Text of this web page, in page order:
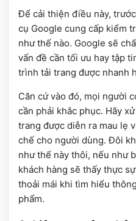
Để cải thiện điều này,
cụ Google cung cấp kiểm
như thế nào. Google sẽ
vấn đề cần tối ưu hay tập
trình tải trang được nhanh
Căn cứ vào đó, mọi người
cần phải khắc phục. Hãy
trang được diễn ra mau lẹ
chế cho người dùng. Đôi
như thế này thôi, nếu như
khách hàng sẽ thấy thực
thoải mái khi tìm hiểu
phẩm.